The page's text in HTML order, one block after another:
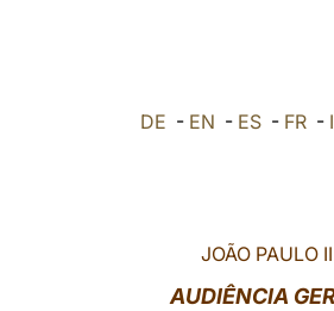
DE - EN - ES - FR -
JOÃO PAULO II
AUDIÊNCIA